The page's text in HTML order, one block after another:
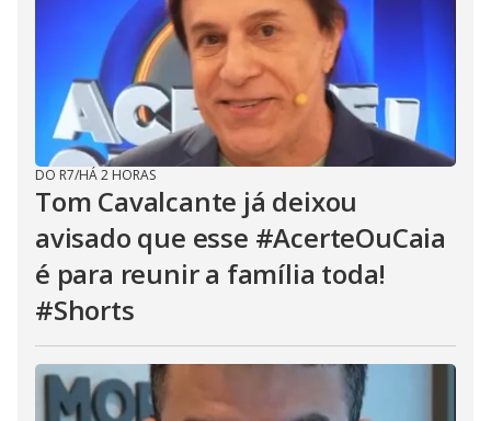
DO R7/HÁ 2 HORAS
Tom Cavalcante já deixou
avisado que esse #AcerteOuCaia
é para reunir a família toda!
#Shorts